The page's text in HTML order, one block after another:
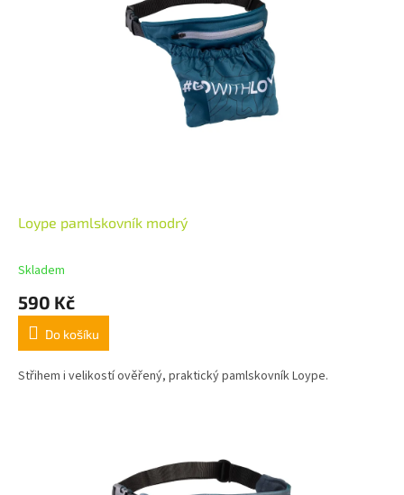
Loype pamlskovník modrý
Skladem
590 Kč
Do košíku
Střihem i velikostí ověřený, praktický pamlskovník Loype.